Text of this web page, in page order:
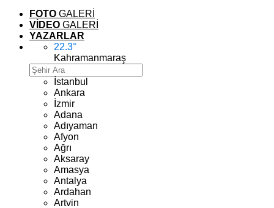
FOTO GALERİ
VİDEO GALERİ
YAZARLAR
22.3°
Kahramanmaraş
İstanbul
Ankara
İzmir
Adana
Adıyaman
Afyon
Ağrı
Aksaray
Amasya
Antalya
Ardahan
Artvin